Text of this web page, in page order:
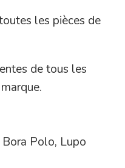
les pièces de
de tous les
Bora Polo, Lupo